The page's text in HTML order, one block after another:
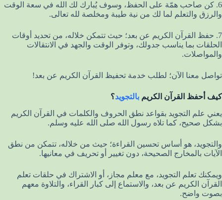
6. كن صاحب همّة على الحفظ، وسوف يُبارك لك الله في سعة الوقت
والرزق والتعلم لما لك من نية طيبة ومخلصة لله تعالى.
7. حفظ القرآن الكريم عن بعد؛ حيث تتمكن خلاله، من تحديد أوقات
الحلقات بما يناسب جدولك، وتوفر الوقت والجهد في الانتقالات
والمواصلات.
تواصل معنا الآن؛ لطلب خدمة تحفيظ القرآن الكريم عن بعد!
كيف أحفظ القرآن الكريم بالتجويد؟
يعني علم التجويد بقواعد نطق الحروف والكلمات في القرآن الكريم
بشكل صحيح، كما تلاه رسول الله صلى الله عليه وسلم.
والتجويد، هو أساس تحسين القراءة؛ حيث من خلاله، تتمكن من نطق
الآيات بالمخارج الصحيحة، دون تغيير أو تحريف في معانيها.
ويمكنك تعلم التجويد، مع معلم مجاز، أو الاشتراك في حلقات تعلم
القرآن الكريم عن بعد، والاستماع إلى كبار القراء، والتلاوة معهم
بصوت واضح.